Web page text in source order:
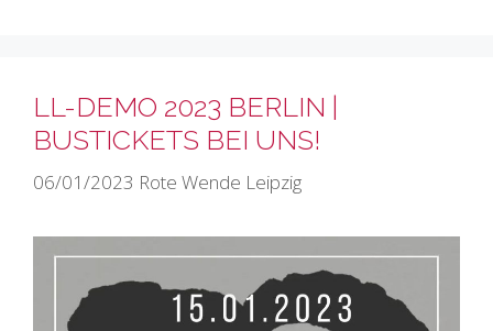
LL-DEMO 2023 BERLIN |
BUSTICKETS BEI UNS!
06/01/2023 Rote Wende Leipzig